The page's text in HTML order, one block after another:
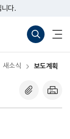
니다.
새소식 보도계획